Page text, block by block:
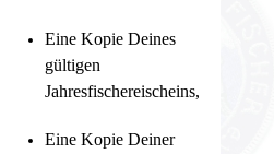
Eine Kopie Deines
gültigen
Jahresfischereischeins,
Eine Kopie Deiner